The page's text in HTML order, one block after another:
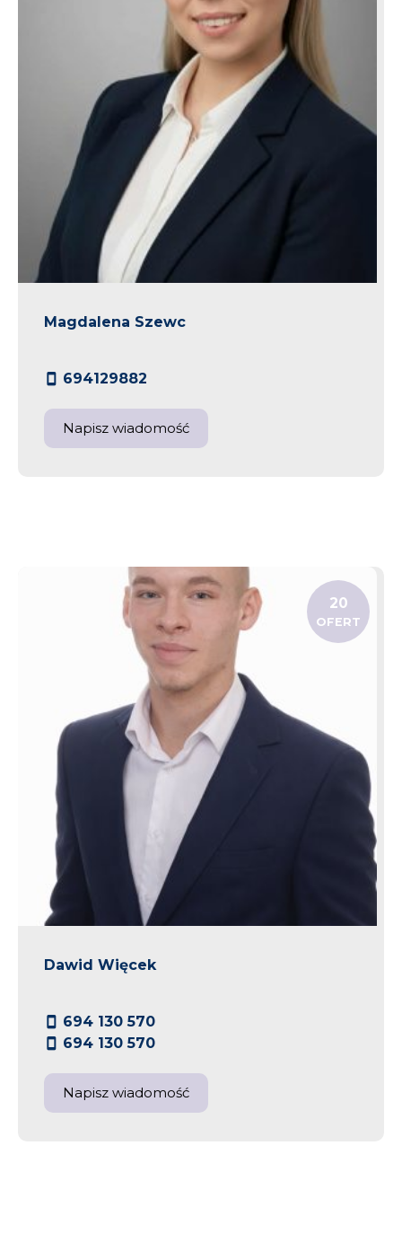
Magdalena Szewc
694129882
Napisz wiadomość
Dawid Więcek
694 130 570
694 130 570
20
OFERT
Napisz wiadomość